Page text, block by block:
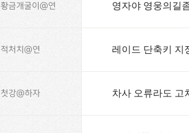
황금개굴이@연 영자야 영웅의길
적처치@연 레이드 단축키 지
첫강@하자 차사 오류라도 고